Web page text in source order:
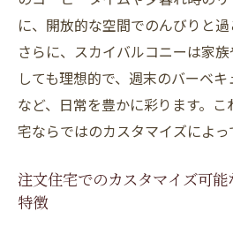
リゾート風スカイバル
ミニガーデンを取り入
照明を活用した夜のス
イン
DIYで実現するユニーク
多目的スペースとして
に、開放的な空間でのんびりと過
さらに、スカイバルコニーは家
しても理想的で、週末のバーベ
など、日常を豊かに彩ります。
宅ならではのカスタマイズによっ
注文住宅でのカスタマイズ可
特徴